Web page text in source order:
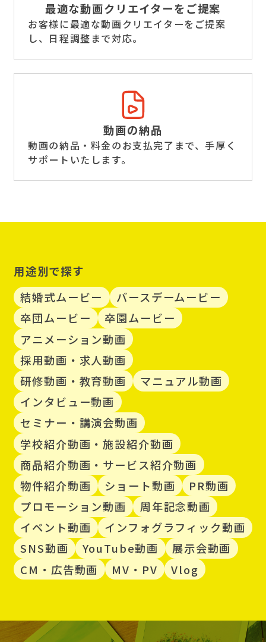
最適な動画クリエイターをご提案
お客様に最適な動画クリエイターをご提案
し、日程調整まで対応。
動画の納品
動画の納品・料金のお支払完了まで、手厚く
サポートいたします。
用途別で探す
結婚式ムービー
バースデームービー
卒団ムービー
卒園ムービー
アニメーション動画
採用動画・求人動画
研修動画・教育動画
マニュアル動画
インタビュー動画
セミナー・講演会動画
学校紹介動画・施設紹介動画
商品紹介動画・サービス紹介動画
物件紹介動画
ショート動画
PR動画
プロモーション動画
周年記念動画
イベント動画
インフォグラフィック動画
SNS動画
YouTube動画
展示会動画
CM・広告動画
MV・PV Vlog